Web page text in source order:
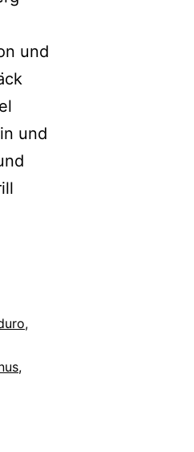
und
und
,
,